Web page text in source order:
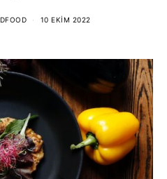
10 EKIM 2022